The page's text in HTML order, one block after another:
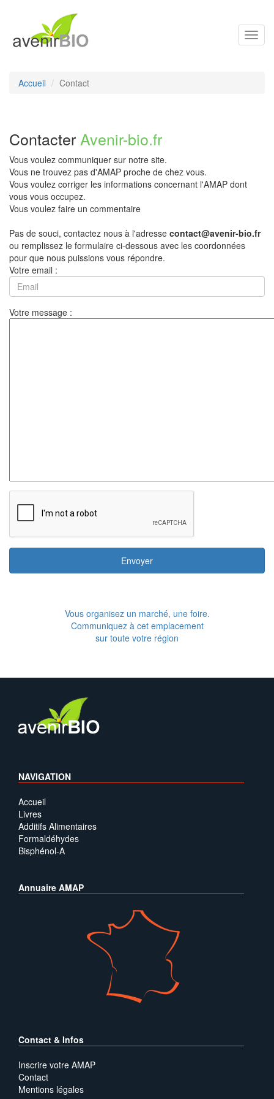
Accueil Contact
Contacter Avenir-bio.fr
Vous voulez communiquer sur notre site.
Vous ne trouvez pas d'AMAP proche de chez vous.
Vous voulez corriger les informations concernant l'AMAP dont
vous vous occupez.
Vous voulez faire un commentaire
Pas de souci, contactez nous à l'adresse contact@avenir-bio.fr
ou remplissez le formulaire ci-dessous avec les coordonnées
pour que nous puissions vous répondre.
Votre email :
Votre message :
Envoyer
Vous organisez un marché, une foire.
Communiquez à cet emplacement
sur toute votre région
NAVIGATION
Accueil
Livres
Additifs Alimentaires
Formaldéhydes
Bisphénol-A
Annuaire AMAP
Contact & Infos
Inscrire votre AMAP
Contact
Mentions légales